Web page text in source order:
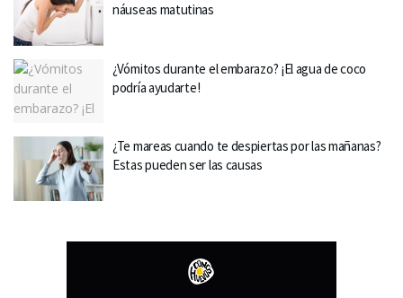
náuseas matutinas
¿Vómitos durante el embarazo? ¡El agua de coco
podría ayudarte!
¿Te mareas cuando te despiertas por las mañanas?
Estas pueden ser las causas